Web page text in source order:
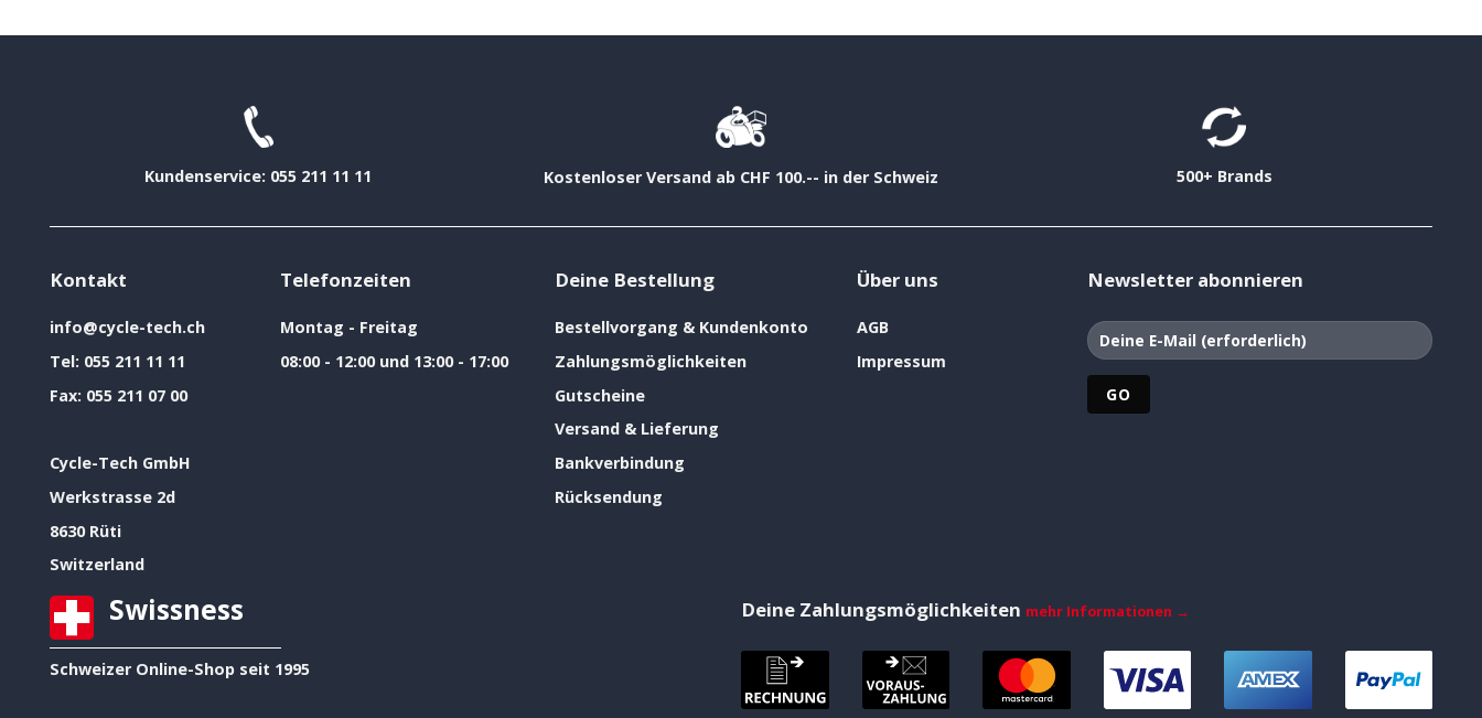
Kundenservice: 055 211 11 11 Kostenloser Versand ab CHF 100.-- in der Schweiz 500+ Brands
Kontakt
info@cycle-tech.ch
Tel: 055 211 11 11
Fax: 055 211 07 00
Cycle-Tech GmbH
Werkstrasse 2d
8630 Rüti
Switzerland
Telefonzeiten
Montag - Freitag
08:00 - 12:00 und 13:00 - 17:00
Deine Bestellung
Bestellvorgang & Kundenkonto
Zahlungsmöglichkeiten
Gutscheine
Versand & Lieferung
Bankverbindung
Rücksendung
Über uns
AGB
Impressum
Newsletter abonnieren
Swissness
Schweizer Online-Shop seit 1995
Deine Zahlungsmöglichkeiten mehr Informationen →